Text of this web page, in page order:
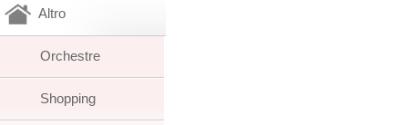
Altro
Orchestre
Shopping